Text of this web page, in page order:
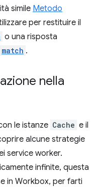
simile Metodo
per restituire il
o una risposta
match .
nella
le istanze Cache e il
alcune strategie
service worker.
infinite, questa
in Workbox, per farti